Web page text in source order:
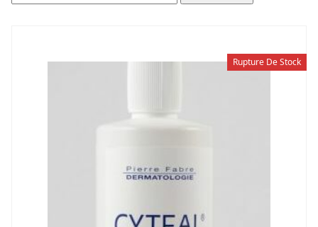
Rupture De Stock